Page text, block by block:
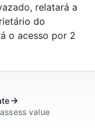
relatará a
do
o acesso por 2
value